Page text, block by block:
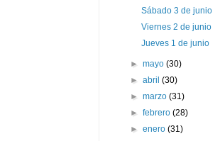
Sábado 3 de junio
Viernes 2 de junio
Jueves 1 de junio
►mayo(30)
►abril(30)
►marzo(31)
►febrero(28)
►enero(31)